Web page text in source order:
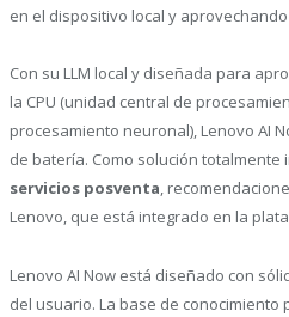
en el dispositivo local y
Con su LLM local y diseñada para
la CPU (unidad central de
procesamiento neuronal), Lenovo AI
de batería. Como solución
servicios posventa,
Lenovo, que está integrado en la
Lenovo AI Now está diseñado con
del usuario. La base de